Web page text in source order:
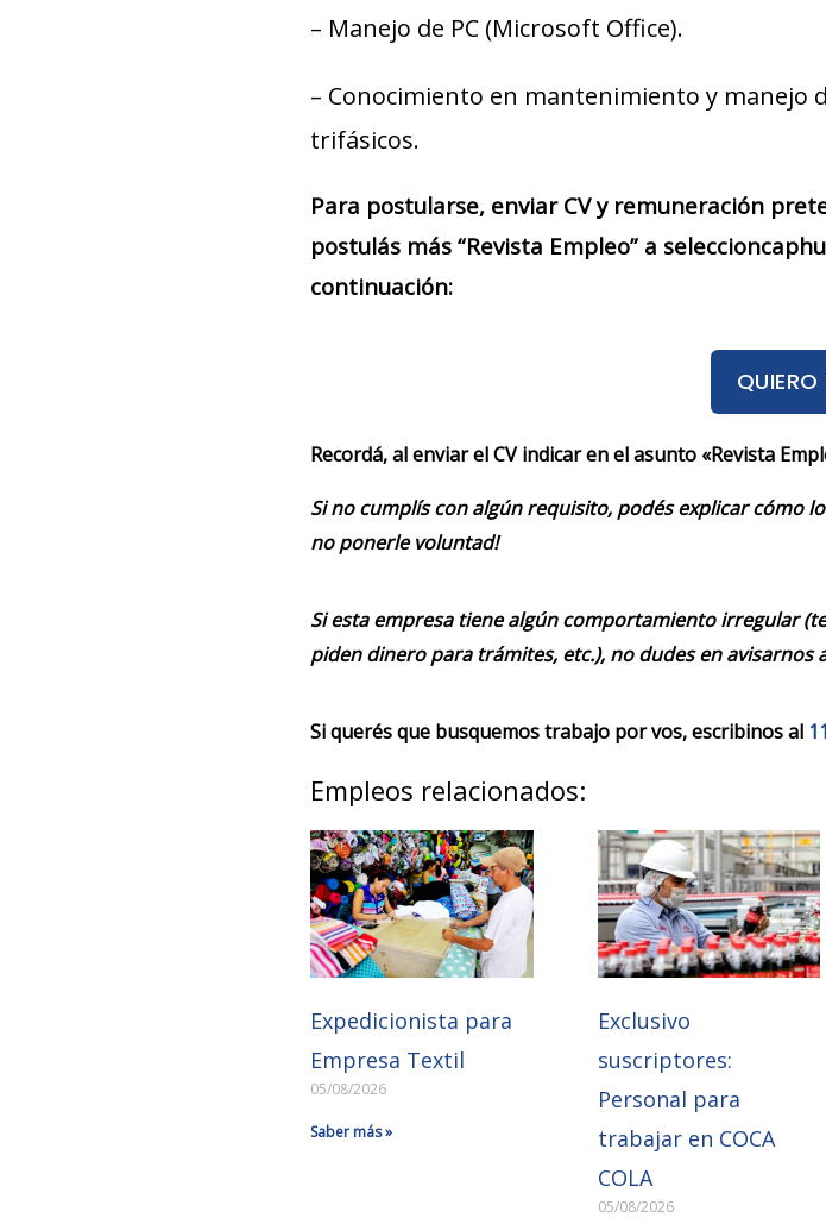
– Manejo de PC (Microsoft Office).
– Conocimiento en mantenimiento y manejo
trifásicos.
Para postularse, enviar CV y remuneración
postulás más “Revista Empleo” a
continuación:
Recordá, al enviar el CV indicar en el asunto «Revista
Si no cumplís con algún requisito, podés explicar cómo
no ponerle voluntad!
Si esta empresa tiene algún comportamiento irregular
piden dinero para trámites, etc.), no dudes en avisarnos
Si querés que busquemos trabajo por vos, escribinos al
Empleos relacionados:
Expedicionista para
Empresa Textil
05/08/2026
Saber más »
Exclusivo
suscriptores:
Personal para
trabajar en COCA
COLA
05/08/2026